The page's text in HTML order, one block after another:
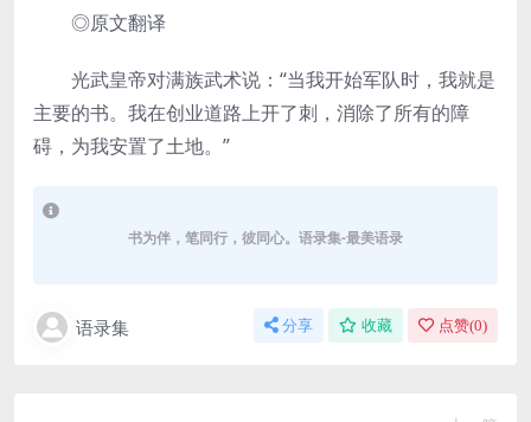
◎原文翻译
光武皇帝对满族武术说：“当我开始军队时，我就是
主要的书。我在创业道路上开了刺，消除了所有的障
碍，为我安置了土地。”
书为伴，笔同行，彼同心。语录集-最美语录
语录集 分享 收藏 点赞(0)